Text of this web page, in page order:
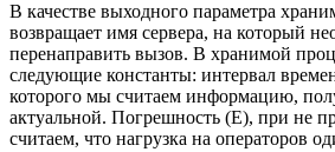
В качестве выходного параметра
возвращает имя сервера, на который
перенаправить вызов. В хранимой
следующие константы: интервал
которого мы считаем информацию,
актуальной. Погрешность (E), при не
считаем, что нагрузка на операторов